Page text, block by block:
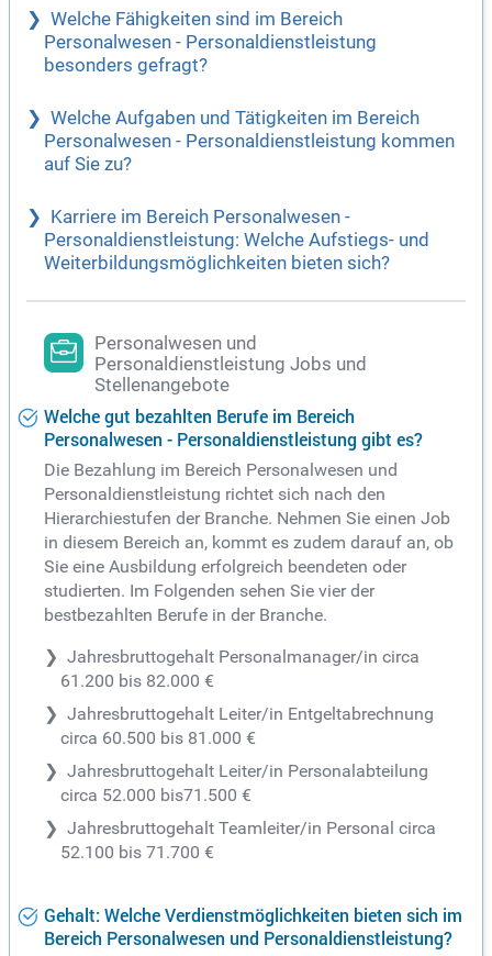
Welche Fähigkeiten sind im Bereich
Personalwesen - Personaldienstleistung
besonders gefragt?
Welche Aufgaben und Tätigkeiten im Bereich
Personalwesen - Personaldienstleistung kommen
auf Sie zu?
Karriere im Bereich Personalwesen -
Personaldienstleistung: Welche Aufstiegs- und
Weiterbildungsmöglichkeiten bieten sich?
Personalwesen und
Personaldienstleistung Jobs und
Stellenangebote
Welche gut bezahlten Berufe im Bereich
Personalwesen - Personaldienstleistung gibt es?
Die Bezahlung im Bereich Personalwesen und
Personaldienstleistung richtet sich nach den
Hierarchiestufen der Branche. Nehmen Sie einen Job
in diesem Bereich an, kommt es zudem darauf an, ob
Sie eine Ausbildung erfolgreich beendeten oder
studierten. Im Folgenden sehen Sie vier der
bestbezahlten Berufe in der Branche.
Jahresbruttogehalt Personalmanager/in circa
61.200 bis 82.000 €
Jahresbruttogehalt Leiter/in Entgeltabrechnung
circa 60.500 bis 81.000 €
Jahresbruttogehalt Leiter/in Personalabteilung
circa 52.000 bis71.500 €
Jahresbruttogehalt Teamleiter/in Personal circa
52.100 bis 71.700 €
Gehalt: Welche Verdienstmöglichkeiten bieten sich im
Bereich Personalwesen und Personaldienstleistung?